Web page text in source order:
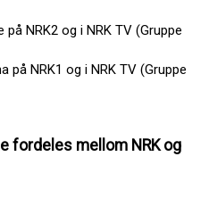
NRK2 og i NRK TV (Gruppe
på NRK1 og i NRK TV (Gruppe
fordeles mellom NRK og